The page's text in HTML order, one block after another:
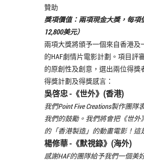
贊助
獎項價值：兩項現金大獎，每項
12,800美元）
兩項大獎將頒予一個來自香港及
的HAF劇情片電影計劃。項目評
的原創性及創意，選出兩位得獎
得獎計劃及得獎感言：
吳啓忠 -《世外》(香港)
我們Point Five Creations製作團
我們的鼓勵。我們將會把《世外
的「香港製造」的動畫電影！這
楊修華 -《默視錄》(海外)
感謝HAF的團隊給予我們一個美